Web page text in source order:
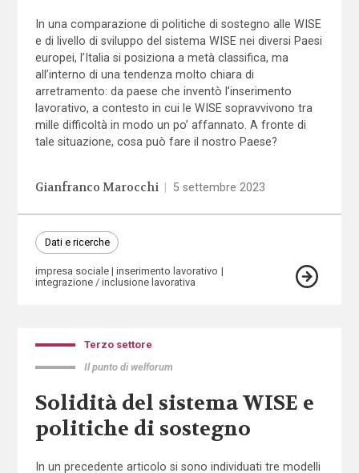
In una comparazione di politiche di sostegno alle WISE
e di livello di sviluppo del sistema WISE nei diversi Paesi
europei, l’Italia si posiziona a metà classifica, ma
all’interno di una tendenza molto chiara di
arretramento: da paese che inventò l’inserimento
lavorativo, a contesto in cui le WISE sopravvivono tra
mille difficoltà in modo un po’ affannato. A fronte di
tale situazione, cosa può fare il nostro Paese?
Gianfranco Marocchi 5 settembre 2023
Dati e ricerche
impresa sociale
inserimento lavorativo
integrazione / inclusione lavorativa
Terzo settore
Il punto di welforum
Solidità del sistema WISE e
politiche di sostegno
In un precedente articolo si sono individuati tre modelli